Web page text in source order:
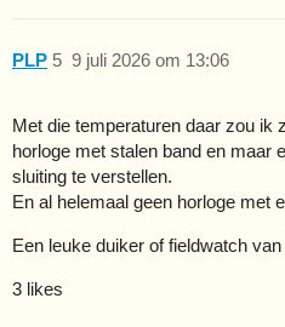
PLP 9 juli 2026 om 13:06
5
Met die temperaturen daar zou ik
horloge met stalen band en maar
sluiting te verstellen.
En al helemaal geen horloge met
Een leuke duiker of fieldwatch
3 likes